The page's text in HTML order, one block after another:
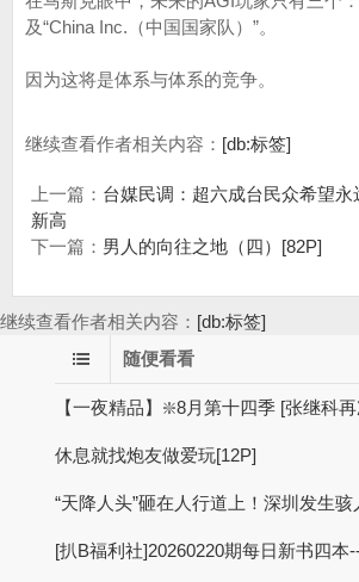
及“China Inc.（中国国家队）”。
因为这将是体系与体系的竞争。
继续查看作者相关内容： [db:标签]
上一篇： 台媒民调：超六成台民众希望
新高
下一篇： 男人的向往之地（四）[82P]
继续查看作者相关内容： [db:标签]
随便看看
【一夜精品】❇️8月第十四季 [张继科
休息就找炮友做爱玩[12P]
“天降人头”砸在人行道上！深圳发生骇
[扒B福利社]20260220期每日新书四本